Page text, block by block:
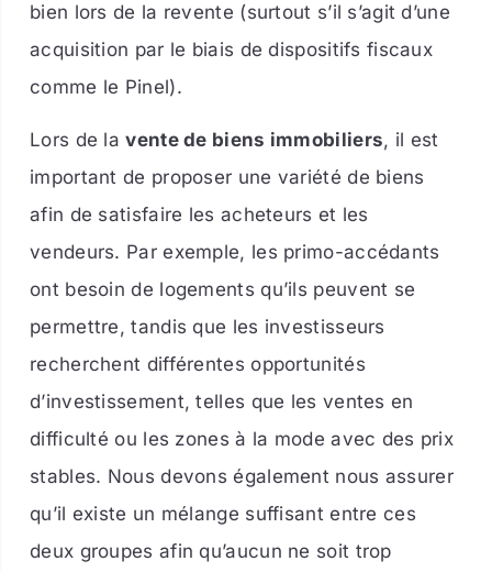
bien lors de la revente (surtout s’il s’agit d’une
acquisition par le biais de dispositifs fiscaux
comme le Pinel).
Lors de lavente de biens immobiliers, il est
important de proposer une variété de biens
afin de satisfaire les acheteurs et les
vendeurs. Par exemple, les primo-accédants
ont besoin de logements qu’ils peuvent se
permettre, tandis que les investisseurs
recherchent différentes opportunités
d’investissement, telles que les ventes en
difficulté ou les zones à la mode avec des prix
stables. Nous devons également nous assurer
qu’il existe un mélange suffisant entre ces
deux groupes afin qu’aucun ne soit trop